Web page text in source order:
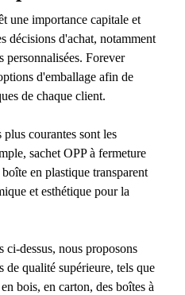
une importance capitale et
décisions d'achat, notamment
personnalisées. Forever
d'emballage afin de
de chaque client.
courantes sont les
sachet OPP à fermeture
en plastique transparent
et esthétique pour la
ci-dessus, nous proposons
de qualité supérieure, tels que
bois, en carton, des boîtes à